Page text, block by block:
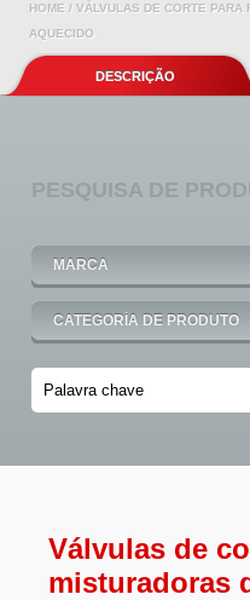
HOME / VÁLVULAS DE CORTE PARA
AQUECIDO
DESCRIÇÃO
PESQUISA DE
Válvulas de
misturadoras